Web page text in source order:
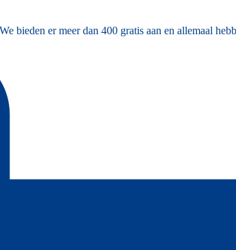
bieden er meer dan 400 gratis aan en allemaal